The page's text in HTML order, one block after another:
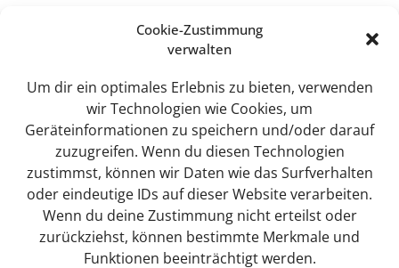
Cookie-Zustimmung
verwalten
Um dir ein optimales Erlebnis zu bieten, verwenden
wir Technologien wie Cookies, um
Geräteinformationen zu speichern und/oder darauf
zuzugreifen. Wenn du diesen Technologien
zustimmst, können wir Daten wie das Surfverhalten
oder eindeutige IDs auf dieser Website verarbeiten.
Wenn du deine Zustimmung nicht erteilst oder
zurückziehst, können bestimmte Merkmale und
Funktionen beeinträchtigt werden.
Sweet Tec GmbH
Lindhorst 4
19258 Boizenburg
info@sweet-tec.de
+49(0) 3 88 47 / 342 - 0